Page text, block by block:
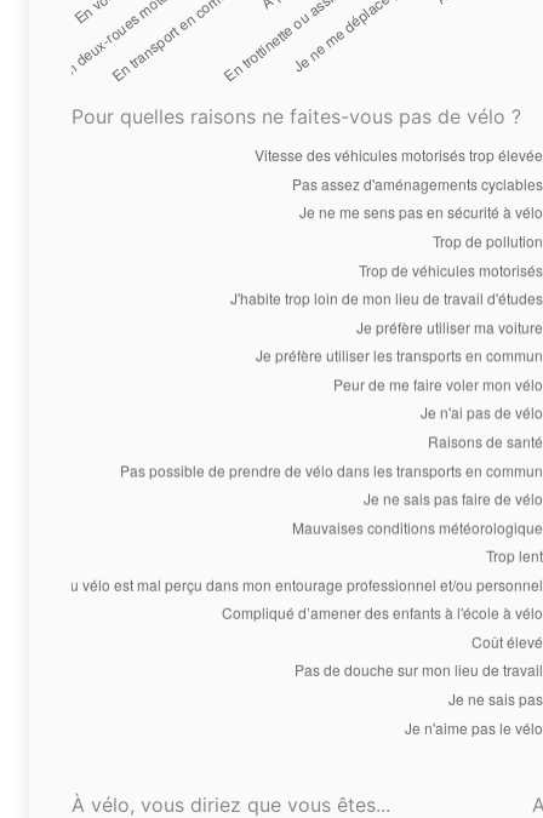
Pour quelles raisons ne faites-vous pas de vélo ?
À vélo, vous diriez que vous êtes...